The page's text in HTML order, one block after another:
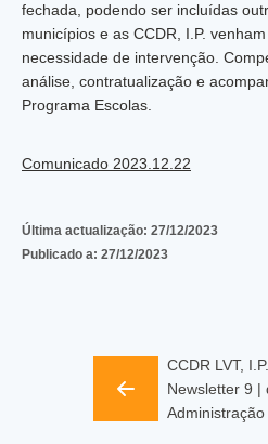
fechada, podendo ser incluídas
municípios e as CCDR, I.P.
necessidade de intervenção.
análise, contratualização e
Programa Escolas.
Comunicado 2023.12.22
Última actualização: 27/12/2023
Publicado a: 27/12/2023
CCDR LVT,
Newsletter 9 |